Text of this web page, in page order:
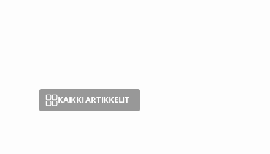
KAIKKI ARTIKKELIT